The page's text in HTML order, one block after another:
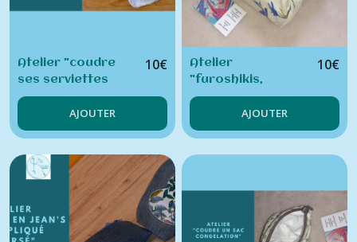
Atelier "coudre
ses serviettes
hygiéniques
lavables"
10€
AJOUTER
Atelier
"furoshikis,
alternative au
papier cadeau :
comment les
10€
AJOUTER